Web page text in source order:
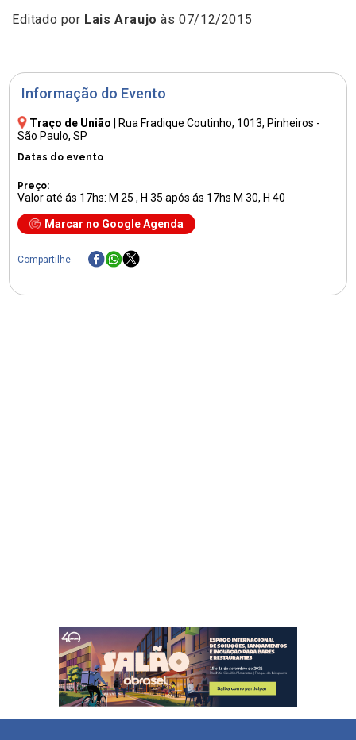
Informação do Evento
Traço de União Rua Fradique Coutinho, 1013, Pinheiros -
São Paulo, SP
Datas do evento
Preço:
Valor até ás 17hs: M 25 , H 35 após ás 17hs M 30, H 40
Marcar no Google Agenda
Compartilhe
Editado por Lais Araujo às 07/12/2015